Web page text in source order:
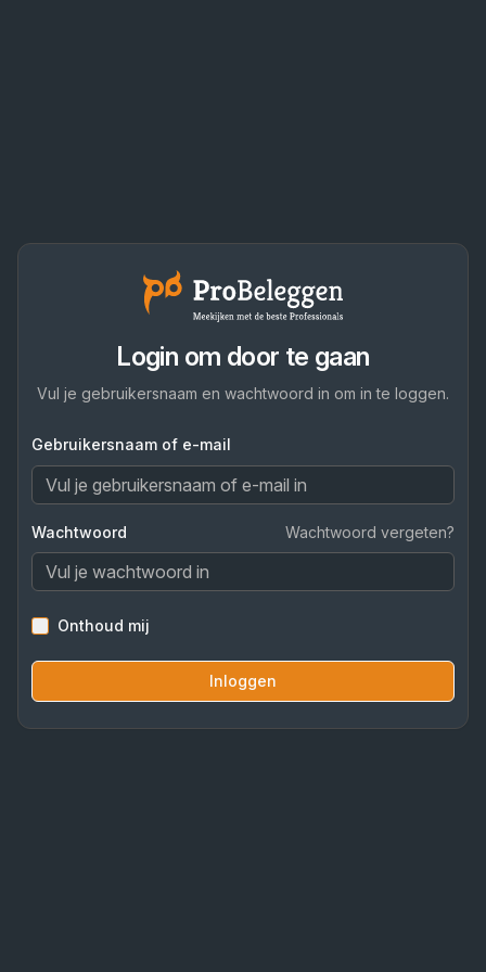
Login om door te gaan
Vul je gebruikersnaam en wachtwoord in om in te loggen.
Gebruikersnaam of e-mail
Wachtwoord Wachtwoord vergeten?
Onthoud mij
Inloggen